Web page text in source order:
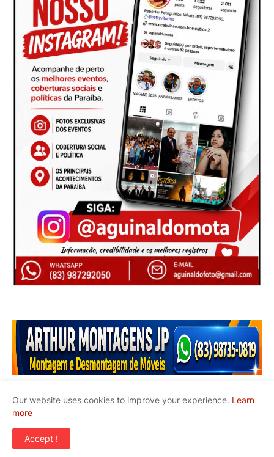
Our website uses cookies to improve your experience. Learn
more
Accept !